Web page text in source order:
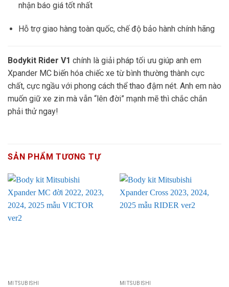
nhận báo giá tốt nhất
Hỗ trợ giao hàng toàn quốc, chế độ bảo hành chính hãng
Bodykit Rider V1 chính là giải pháp tối ưu giúp anh em
Xpander MC biến hóa chiếc xe từ bình thường thành cực
chất, cực ngầu với phong cách thể thao đậm nét. Anh em nào
muốn giữ xe zin mà vẫn “lên đời” mạnh mẽ thì chắc chắn
phải thử ngay!
SẢN PHẨM TƯƠNG TỰ
MITSUBISHI MITSUBISHI